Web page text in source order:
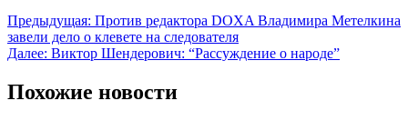
Предыдущая: Против редактора DOXA Владимира Метелкина
завели дело о клевете на следователя
Далее: Виктор Шендерович: “Рассуждение о народе”
Похожие новости